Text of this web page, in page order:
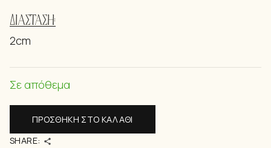
ΔΙΑΣΤΆΣΗ:
2cm
Σε απόθεμα
ΠΡΟΣΘΉΚΗ ΣΤΟ ΚΑΛΆΘΙ
SHARE: